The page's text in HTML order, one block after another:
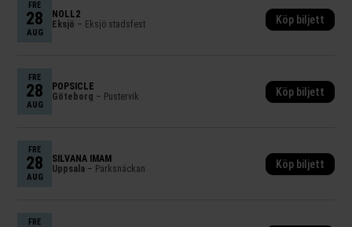
FRE
28
AUG
NOLL2
Eksjö – Eksjö stadsfest Köp biljett
FRE
28
AUG
POPSICLE
Göteborg – Pustervik Köp biljett
FRE
28
AUG
SILVANA IMAM
Uppsala – Parksnäckan Köp biljett
FRE